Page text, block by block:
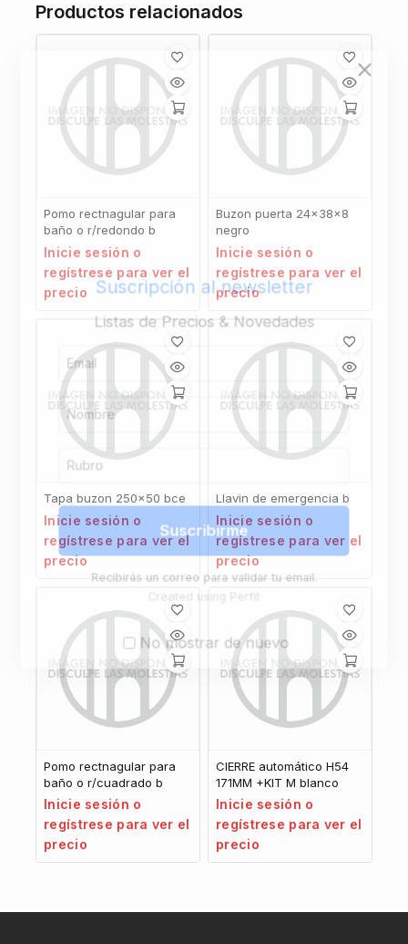
Productos relacionados
Pomo rectnagular para
baño o r/redondo b
Inicie sesión o
regístrese para ver el
precio
Buzon puerta 24x38x8
negro
Inicie sesión o
regístrese para ver el
precio
Tapa buzon 250×50 bce
Inicie sesión o
regístrese para ver el
precio
Llavin de emergencia b
Inicie sesión o
regístrese para ver el
precio
Pomo rectnagular para
baño o r/cuadrado b
Inicie sesión o
regístrese para ver el
precio
CIERRE automático H54
171MM +KIT M blanco
Inicie sesión o
regístrese para ver el
precio
Suscripción al newsletter
Listas de Precios & Novedades
Suscribirme
Recibirás un correo para validar tu email.
Created using Perfit
No mostrar de nuevo